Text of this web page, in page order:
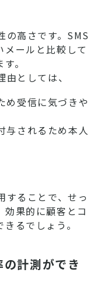
の高さです。SMS
ールと比較して
。
としては、
め受信に気づきや
与されるため本人
することで、せっ
果的に顧客とコ
るでしょう。
計測ができ